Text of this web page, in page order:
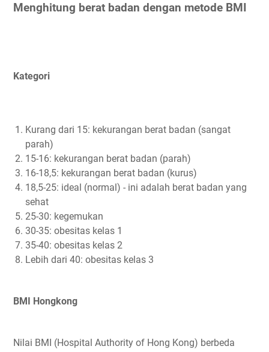
Menghitung berat badan dengan metode BMI
Kategori
Kurang dari 15: kekurangan berat badan (sangat
parah)
15-16: kekurangan berat badan (parah)
16-18,5: kekurangan berat badan (kurus)
18,5-25: ideal (normal) - ini adalah berat badan yang
sehat
25-30: kegemukan
30-35: obesitas kelas 1
35-40: obesitas kelas 2
Lebih dari 40: obesitas kelas 3
BMI Hongkong
Nilai BMI (Hospital Authority of Hong Kong) berbeda